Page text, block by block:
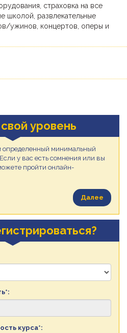
страховка на все
школой, развлекательные
ужинов, концертов, оперы и
уровень
определенный минимальный
у вас есть сомнения или вы
пройти онлайн-
Далее
курса*: